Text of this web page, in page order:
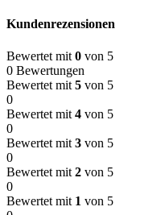
Kundenrezensionen
Bewertet mit 0 von 5
0 Bewertungen
Bewertet mit 5 von 5
0
Bewertet mit 4 von 5
0
Bewertet mit 3 von 5
0
Bewertet mit 2 von 5
0
Bewertet mit 1 von 5